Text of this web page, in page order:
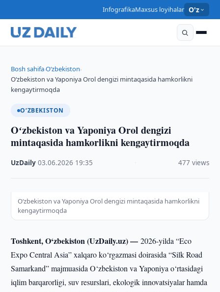
InfografikaMaxsus loyihalar O'z
Bosh sahifa›O‘zbekiston›
Oʻzbekiston va Yaponiya Orol dengizi mintaqasida hamkorlikni
kengaytirmoqda
O‘ZBEKISTON
Oʻzbekiston va Yaponiya Orol dengizi
mintaqasida hamkorlikni kengaytirmoqda
UzDaily ·03.06.2026 19:35 477 views
Oʻzbekiston va Yaponiya Orol dengizi mintaqasida hamkorlikni
kengaytirmoqda
Toshkent, O‘zbekiston (UzDaily.uz) —2026-yilda “Eco
Expo Central Asia” xalqaro ko‘rgazmasi doirasida “Silk Road
Samarkand” majmuasida O‘zbekiston va Yaponiya o‘rtasidagi
iqlim barqarorligi, suv resurslari, ekologik innovatsiyalar hamda